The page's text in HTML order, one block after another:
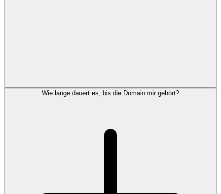
Wie lange dauert es, bis die Domain mir gehört?